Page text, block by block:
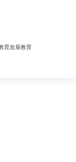
育发展教育